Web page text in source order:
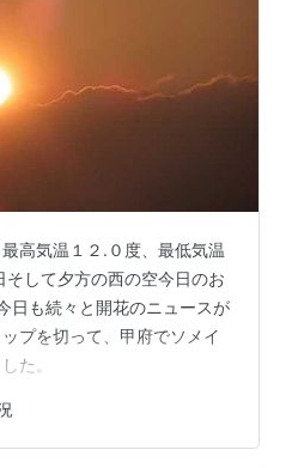
高気温１２.０度、最低気温
そして夕方の西の空今日のお
日も続々と開花のニュースが
プを切って、甲府でソメイ
た。